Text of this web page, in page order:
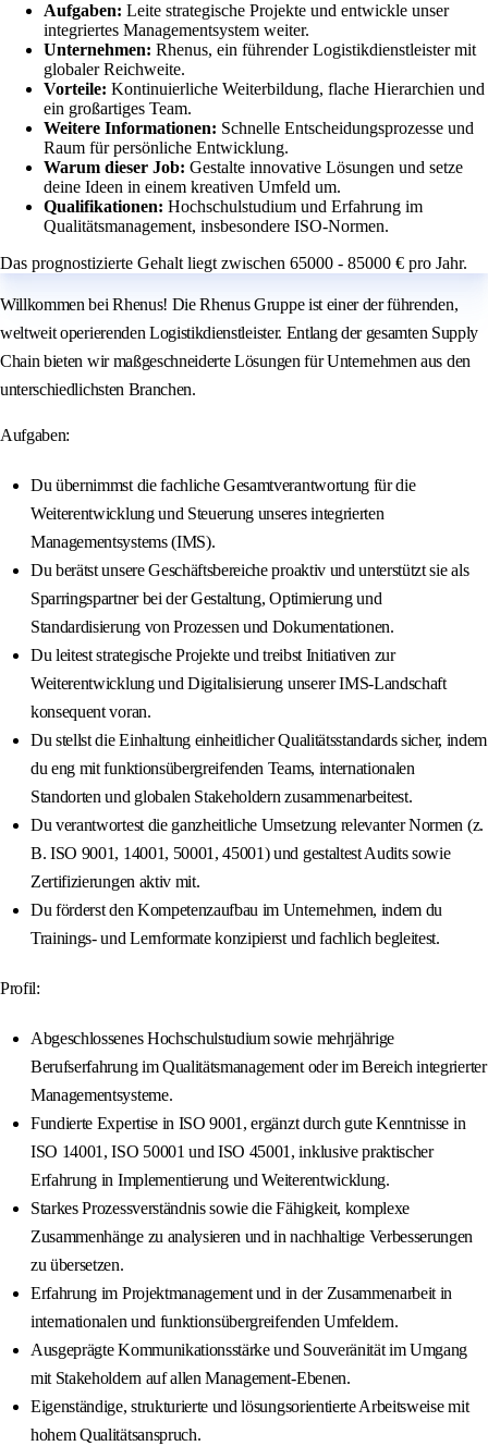
Aufgaben: Leite strategische Projekte und entwickle unser
integriertes Managementsystem weiter.
Unternehmen: Rhenus, ein führender Logistikdienstleister mit
globaler Reichweite.
Vorteile: Kontinuierliche Weiterbildung, flache Hierarchien und
ein großartiges Team.
Weitere Informationen: Schnelle Entscheidungsprozesse und
Raum für persönliche Entwicklung.
Warum dieser Job: Gestalte innovative Lösungen und setze
deine Ideen in einem kreativen Umfeld um.
Qualifikationen: Hochschulstudium und Erfahrung im
Qualitätsmanagement, insbesondere ISO-Normen.
Das prognostizierte Gehalt liegt zwischen 65000 - 85000 € pro Jahr.
Willkommen bei Rhenus! Die Rhenus Gruppe ist einer der führenden,
weltweit operierenden Logistikdienstleister. Entlang der gesamten Supply
Chain bieten wir maßgeschneiderte Lösungen für Unternehmen aus den
unterschiedlichsten Branchen.
Aufgaben:
Du übernimmst die fachliche Gesamtverantwortung für die
Weiterentwicklung und Steuerung unseres integrierten
Managementsystems (IMS).
Du berätst unsere Geschäftsbereiche proaktiv und unterstützt sie als
Sparringspartner bei der Gestaltung, Optimierung und
Standardisierung von Prozessen und Dokumentationen.
Du leitest strategische Projekte und treibst Initiativen zur
Weiterentwicklung und Digitalisierung unserer IMS-Landschaft
konsequent voran.
Du stellst die Einhaltung einheitlicher Qualitätsstandards sicher, indem
du eng mit funktionsübergreifenden Teams, internationalen
Standorten und globalen Stakeholdern zusammenarbeitest.
Du verantwortest die ganzheitliche Umsetzung relevanter Normen (z.
B. ISO 9001, 14001, 50001, 45001) und gestaltest Audits sowie
Zertifizierungen aktiv mit.
Du förderst den Kompetenzaufbau im Unternehmen, indem du
Trainings- und Lernformate konzipierst und fachlich begleitest.
Profil:
Abgeschlossenes Hochschulstudium sowie mehrjährige
Berufserfahrung im Qualitätsmanagement oder im Bereich integrierter
Managementsysteme.
Fundierte Expertise in ISO 9001, ergänzt durch gute Kenntnisse in
ISO 14001, ISO 50001 und ISO 45001, inklusive praktischer
Erfahrung in Implementierung und Weiterentwicklung.
Starkes Prozessverständnis sowie die Fähigkeit, komplexe
Zusammenhänge zu analysieren und in nachhaltige Verbesserungen
zu übersetzen.
Erfahrung im Projektmanagement und in der Zusammenarbeit in
internationalen und funktionsübergreifenden Umfeldern.
Ausgeprägte Kommunikationsstärke und Souveränität im Umgang
mit Stakeholdern auf allen Management-Ebenen.
Eigenständige, strukturierte und lösungsorientierte Arbeitsweise mit
hohem Qualitätsanspruch.